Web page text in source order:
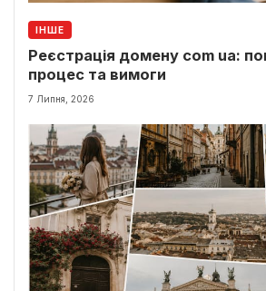
ІНШЕ
Реєстрація домену com ua:
процес та вимоги
7 Липня, 2026